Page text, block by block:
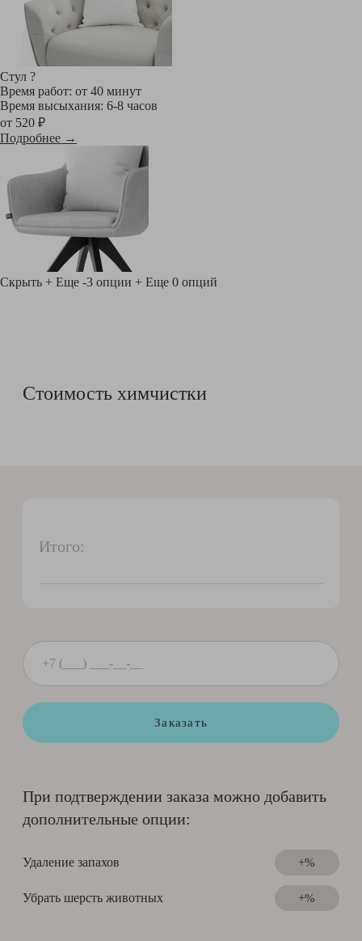
Стул ?
Время работ: от 40 минут
Время высыхания: 6-8 часов
от 520 ₽
Подробнее →
Скрыть + Еще -3 опции + Еще 0 опций
Стоимость химчистки
Итого:
Заказать
При подтверждении заказа можно добавить
дополнительные опции:
Удаление запахов +%
Убрать шерсть животных +%